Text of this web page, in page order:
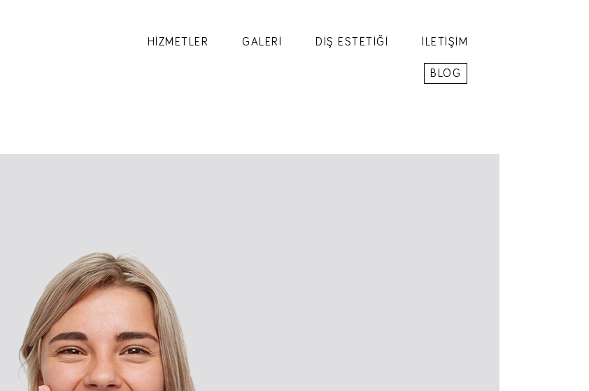
HİZMETLER GALERİ DİŞ ESTETİĞİ İLETİŞİM
BLOG